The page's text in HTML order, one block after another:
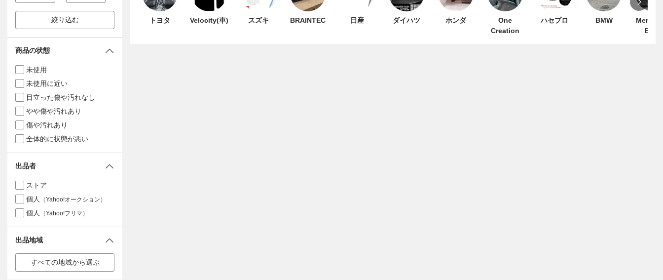
トヨタ Velocity(車) スズキ BRAINTEC 日産 ダイハツ ホンダ
One
Creation
ハセプロ BMW
Benz
絞り込む
商品の状態
未使用
未使用に近い
目立った傷や汚れなし
やや傷や汚れあり
傷や汚れあり
全体的に状態が悪い
出品者
ストア
個人
（Yahoo!オークション）
個人 （Yahoo!フリマ）
出品地域
すべての地域から選ぶ